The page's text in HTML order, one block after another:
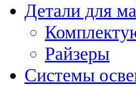
Детали для
Райзеры
Системы